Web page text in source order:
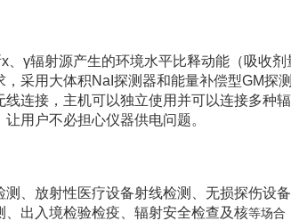
辐射源产生的环境水平比释动能（吸收剂
采用大体积NaI探测器和能量补偿型GM探
连接，主机可以独立使用并可以连接多种
用户不必担心仪器供电问题。
放射性医疗设备射线检测、无损探伤设
出入境检验检疫、辐射安全检查及核等场合